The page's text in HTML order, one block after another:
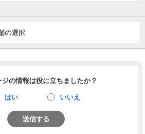
の選択
ジの情報は役に立ちましたか？
はい いいえ
送信する